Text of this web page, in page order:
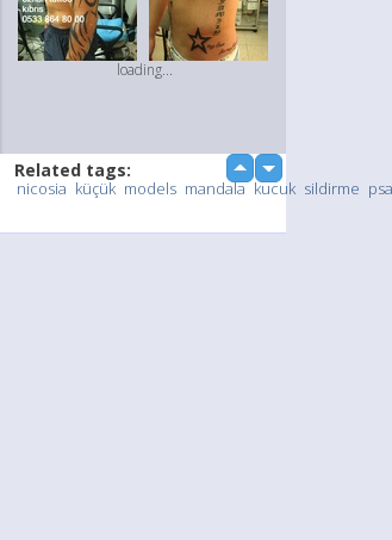
loading...
up down
Related tags:
nicosia küçük models mandala kucuk sildirme